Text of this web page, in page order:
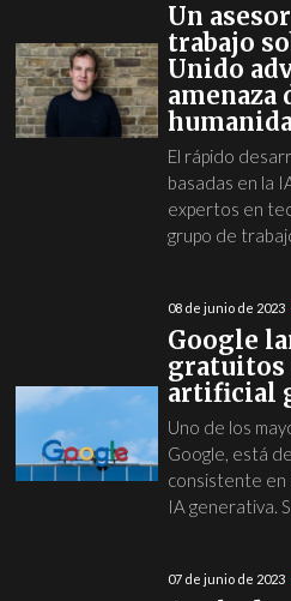
Un
trabajo
Unido
amenaza
El rápido
basadas en la
expertos en
grupo de
08 de junio de 2023
Google
gratuitos
artificial
Uno de los
Google, está
consistente en
IA generativa.
07 de junio de 2023